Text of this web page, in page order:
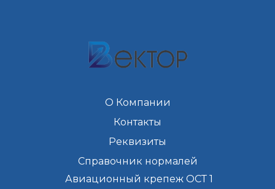
О Компании
Контакты
Реквизиты
Справочник нормалей
Авиационный крепеж ОСТ 1